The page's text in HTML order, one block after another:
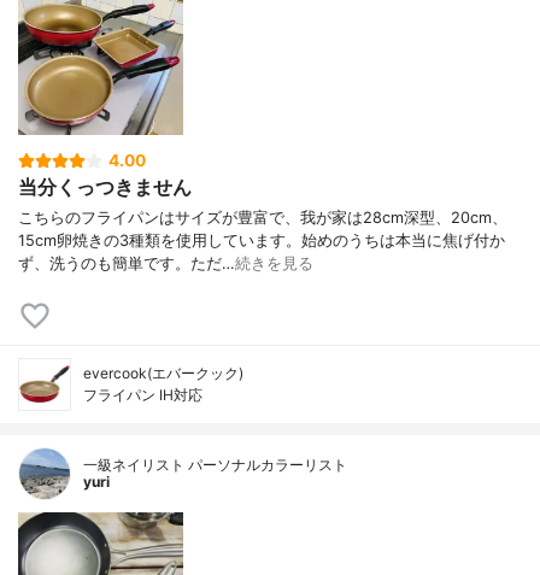
4.00
当分くっつきません
こちらのフライパンはサイズが豊富で、我が家は28cm深型、20cm、
15cm卵焼きの3種類を使用しています。始めのうちは本当に焦げ付か
ず、洗うのも簡単です。ただ…続きを見る
evercook(エバークック)
フライパン IH対応
一級ネイリスト パーソナルカラーリスト
yuri